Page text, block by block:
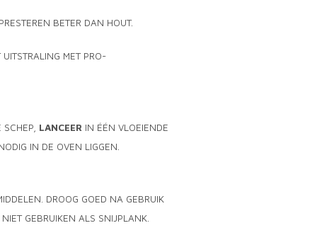
BETER DAN HOUT.
MET PRO-
LANCEER IN ÉÉN VLOEIENDE
IN DE OVEN LIGGEN.
DROOG GOED NA GEBRUIK
GEBRUIKEN ALS SNIJPLANK.